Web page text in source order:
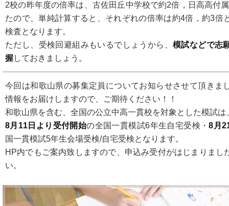
2校の昨年度の倍率は、古佐田丘中学校で約2倍，日高高付
たので、単純計算すると、それぞれの倍率は約4倍，約3倍
検査となります。
ただし、受検回避組みもいるでしょうから、 模試などで志
握しておきましょう。
今回は和歌山県の募集定員についてお知らせさせて頂きま
情報をお届けしますので、ご期待ください！！
和歌山県を含む、全国の公立中高一貫校を対象とした模試は
8月11日より受付開始の全国一貫模試6年生自宅受検・8月
国一貫模試5年生会場受検/自宅受検となります。
HP内でもご案内致しますので、申込み受付がはじまりまし
い。